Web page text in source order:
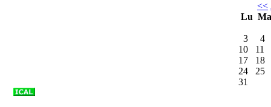
<<
Lu
3
4
10
11
17
18
24
25
31